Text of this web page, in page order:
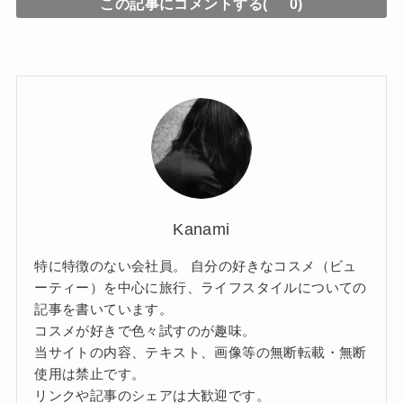
この記事にコメントする( 0)
Kanami
特に特徴のない会社員。 自分の好きなコスメ（ビュ
ーティー）を中心に旅行、ライフスタイルについての
記事を書いています。
コスメが好きで色々試すのが趣味。
当サイトの内容、テキスト、画像等の無断転載・無断
使用は禁止です。
リンクや記事のシェアは大歓迎です。